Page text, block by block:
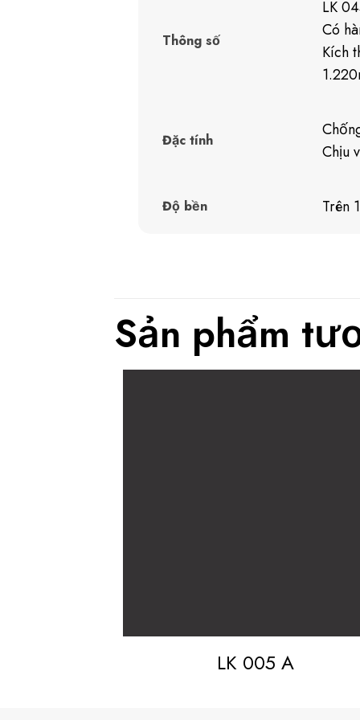
Thông số
LK
Có
Kích
Đặc tính
Chịu
Độ bền Trên
Sản phẩm
LK 005 A